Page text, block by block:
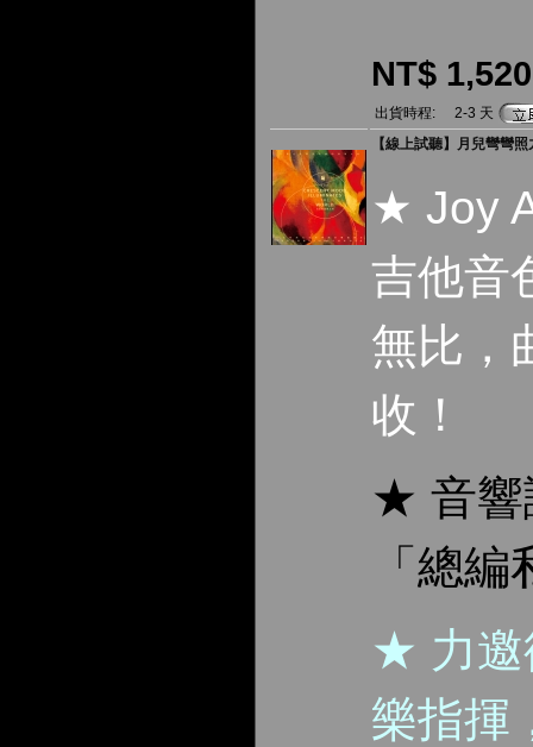
NT$ 1,520
出貨時程:
2-3 天
【線上試聽】月兒彎彎
★ Joy
吉他音
無比，
收！
★ 音響
「總
★ 力邀
樂指揮